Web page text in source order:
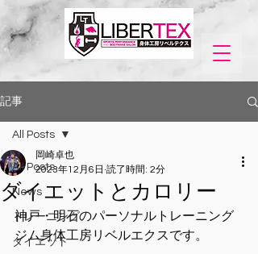
記事
All Posts
News
トレーニング
ダイエット
All Posts
ダイエットとカロリー
岡崎卓也
2023年12月6日 読了時間: 2分
神戸・明石のパーソナルトレーニング
ジム身体工房リベルエクスです。